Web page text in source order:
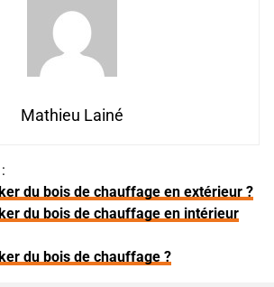
Mathieu Lainé
du bois de chauffage en extérieur ?
du bois de chauffage en intérieur
du bois de chauffage ?